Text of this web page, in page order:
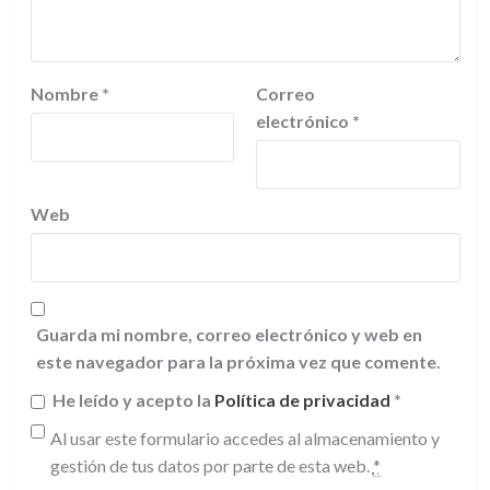
Nombre *
Correo
electrónico *
Web
Guarda mi nombre, correo electrónico y web en
este navegador para la próxima vez que comente.
He leído y acepto la Política de privacidad *
Al usar este formulario accedes al almacenamiento y
gestión de tus datos por parte de esta web. *